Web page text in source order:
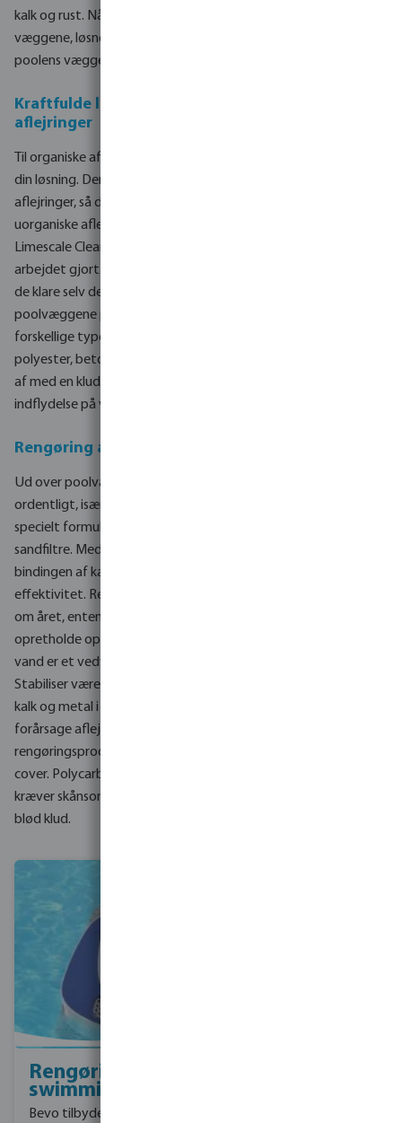
kalk og rust. Når dette kraftige rengøringsmiddel påføres
væggene, løsner det hurtigt skidt og snavs og efterlader
poolens vægge skinnende rene.
Kraftfulde løsninger til organiske og uorganiske
aflejringer
Til organiske aflejringer og forurening er Acid Water Line Cleaner
din løsning. Den kraftige formel fjerner effektivt disse grimme
aflejringer, så dine poolvægge bliver så gode som nye. Og til
uorganiske aflejringer som kalk og rust skal du bruge Anti-
Limescale Cleaner, et specialiseret rengøringsmiddel, der får
arbejdet gjort. Når disse rengøringsmidler bruges sammen, kan
de klare selv de mest genstridige snavsaflejringer og efterlade
poolvæggene pletfri. Begge rengøringsmidler er velegnede til
forskellige typer poolvægge, herunder swimmingpool liner,
polyester, beton og fliser. De er nemme at bruge og kan tørres
af med en klud, skylles med vand og har ingen eller kun ringe
indflydelse på vandbehandlingen i din pool..
Rengøring af poolvægge, filtre og meget mere
Ud over poolvægge er det vigtigt at rengøre dit poolfilter
ordentligt, især efter vinterpausen. DET Filter Cleaner er
specielt formuleret til at fjerne snavs og kalkaflejringer fra
sandfiltre. Med tiden kan sandfiltre koagulere på grund af
bindingen af kalk fra vandet, hvilket reducerer deres
effektivitet. Regelmæssig brug af DET Filter Cleaner en gang
om året, enten før eller efter vinterferien, kan hjælpe med at
opretholde optimal filterydelse og sikre klart vand. Hvis hårdt
vand er et vedvarende problem i din pool, kan CAL Lime
Stabiliser være en løsning. CAL er en kalkstabilisator, der holder
kalk og metal i opløst form i vandet og forhindrer dem i at
forårsage aflejringer i din pool. Husk at bruge de rigtige
rengøringsprodukter og -teknikker til poolens vægge, filter og
cover. Polycarbonat-lameller er følsomme over for ridser og
kræver skånsom rengøring med egnede rengøringsmidler og en
blød klud.
Rengøring af
swimmingpool
Bevo tilbyder et